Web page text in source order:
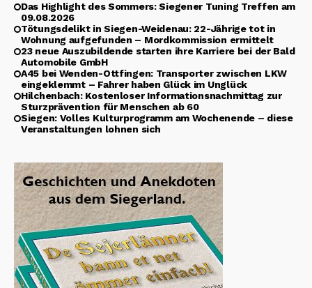
Das Highlight des Sommers: Siegener Tuning Treffen am
09.08.2026
Tötungsdelikt in Siegen-Weidenau: 22-Jährige tot in
Wohnung aufgefunden – Mordkommission ermittelt
23 neue Auszubildende starten ihre Karriere bei der Bald
Automobile GmbH
A45 bei Wenden-Ottfingen: Transporter zwischen LKW
eingeklemmt – Fahrer haben Glück im Unglück
Hilchenbach: Kostenloser Informationsnachmittag zur
Sturzprävention für Menschen ab 60
Siegen: Volles Kulturprogramm am Wochenende – diese
Veranstaltungen lohnen sich